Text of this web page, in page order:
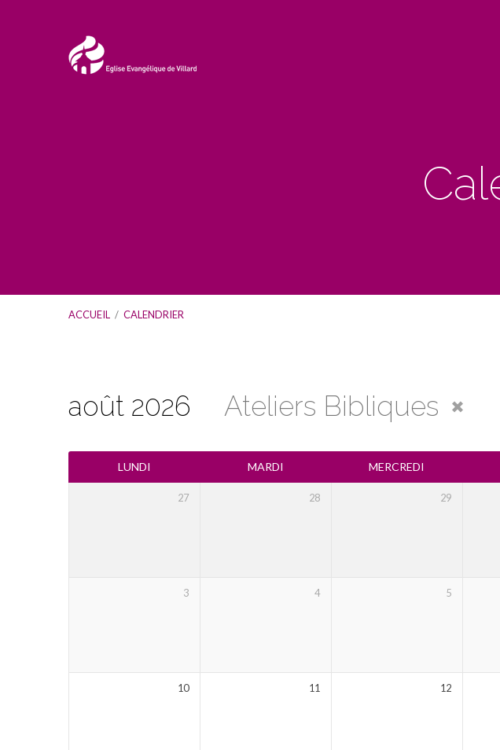
ACCUEIL / CALENDRIER
Calendrier
août 2026 Ateliers Bibliques
LUNDI MARDI MERCREDI
27 28 29
3 4 5
10 11 12